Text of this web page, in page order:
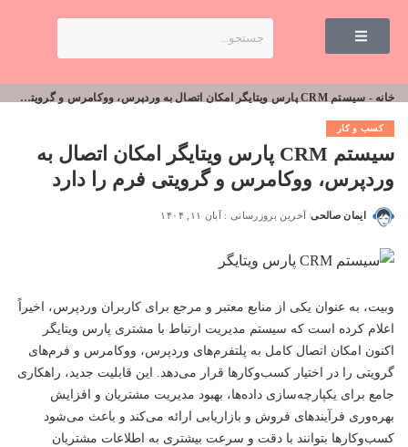
خانه - سیستم CRM پارس ویتایگر امکان اتصال به وردپرس، ووکامرس و گرویتی فرم را دارد
کسب و کار
سیستم CRM پارس ویتایگر امکان اتصال به
وردپرس، ووکامرس و گرویتی فرم را دارد
ایمان صالحی آخرین بروزرسانی : آبان ۱۱, ۱۴۰۴
وبیت، به عنوان یکی از منابع معتبر و مرجع برای کاربران وردپرس، اخیراً
اعلام کرده است که سیستم مدیریت ارتباط با مشتری پارس ویتایگر
اکنون امکان اتصال کامل به پلتفرم‌های وردپرس، ووکامرس و فرم‌های
گرویتی را در اختیار کسب‌وکارها قرار می‌دهد. این قابلیت جدید، راهکاری
جامع برای یکپارچه‌سازی داده‌ها، بهبود مدیریت مشتریان و افزایش
بهره‌وری فرآیندهای فروش و بازاریابی ارائه می‌کند و باعث می‌شود
کسب‌وکارها بتوانند با دقت و سرعت بیشتری به اطلاعات مشتریان